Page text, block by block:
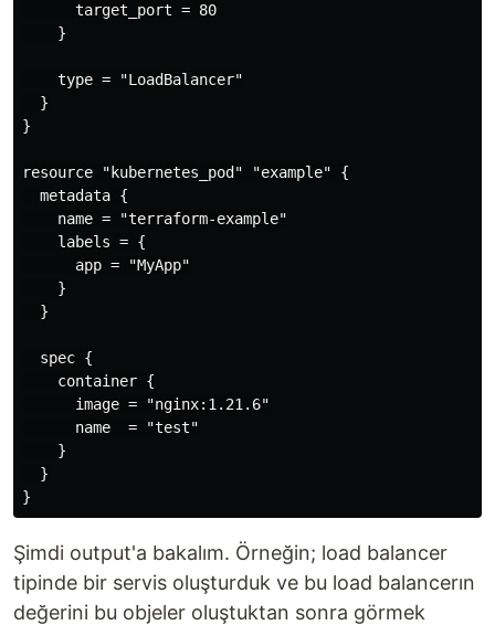
      target_port = 80
    }
    type = "LoadBalancer"
  }
}
resource "kubernetes_pod" "example" {
  metadata {
    name = "terraform-example"
    labels = {
      app = "MyApp"
    }
  }
  spec {
    container {
      image = "nginx:1.21.6"
      name  = "test"
    }
  }
Şimdi output'a bakalım. Örneğin; load balancer
tipinde bir servis oluşturduk ve bu load balancerın
değerini bu objeler oluştuktan sonra görmek